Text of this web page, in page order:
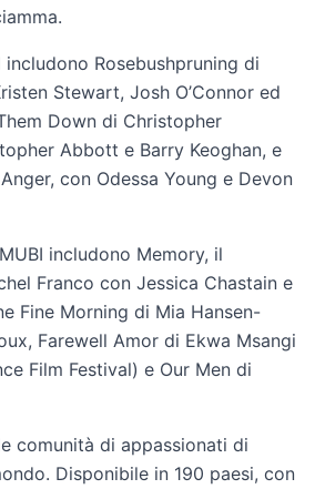
Rosebushpruning di
Stewart, Josh O’Connor ed
Down di Christopher
Abbott e Barry Keoghan, e
con Odessa Young e Devon
includono Memory, il
Franco con Jessica Chastain e
Fine Morning di Mia Hansen-
Farewell Amor di Ekwa Msangi
Film Festival) e Our Men di
comunità di appassionati di
Disponibile in 190 paesi, con